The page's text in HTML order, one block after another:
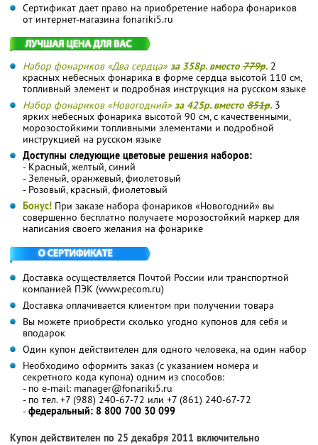
Сертификат дает право на приобретение набора фонариков
от интернет-магазина fonariki5.ru
Набор фонариков «Два сердца» за 358р. вместо 779р. 2
красных небесных фонарика в форме сердца высотой 110 см,
топливный элемент и подробная инструкция на русском языке
Набор фонариков «Новогодний» за 425р. вместо 851р. 3
ярких небесных фонарика высотой 90 см, с качественными,
морозостойкими топливными элементами и подробной
инструкцией на русском языке
Доступны следующие цветовые решения наборов:
- Красный, желтый, синий
- Зеленый, оранжевый, фиолетовый
- Розовый, красный, фиолетовый
Бонус! При заказе набора фонариков «Новогодний» вы
совершенно бесплатно получаете морозостойкий маркер для
написания своего желания на фонарике
Доставка осуществляется Почтой России или транспортной
компанией ПЭК (www.pecom.ru)
Доставка оплачивается клиентом при получении товара
Вы можете приобрести сколько угодно купонов для себя и
вподарок
Один купон действителен для одного человека, на один набор
Необходимо оформить заказ (с указанием номера и
секретного кода купона) одним из способов:
- по e-mail: manager@fonariki5.ru
- по тел. +7 (988) 240-67-72 или +7 (861) 240-67-72
-федеральный: 8 800 700 30 099
Купон действителен по 25 декабря 2011 включительно